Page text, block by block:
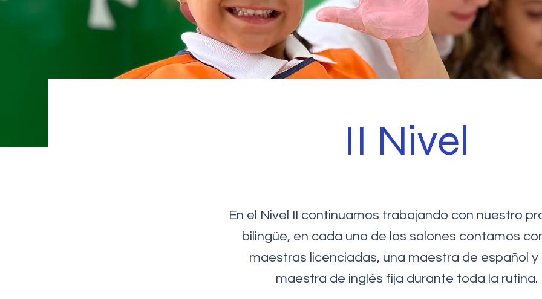
II Nivel
En el Nivel II continuamos trabajando con nuestro
bilingüe, en cada uno de los salones contamos
maestras licenciadas, una maestra de español y
maestra de inglés fija durante toda la rutina.